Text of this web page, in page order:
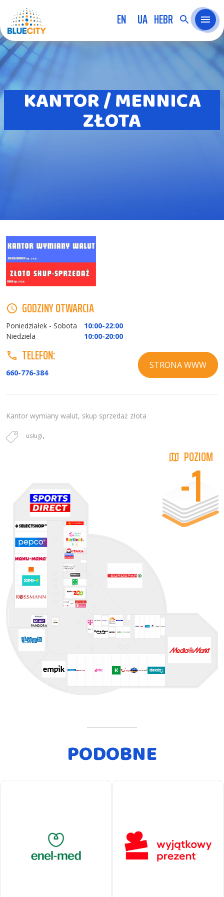
EN UA HEBR
KANTOR / MENNICA
ZŁOTA
GODZINY OTWARCIA
Poniedziałek - Sobota
10:00-22:00
Niedziela
10:00-20:00
TELEFON:
660-776-384
STRONA WWW
Kantor wymiany walut, skup sprzedaż złota
usługi,
POZIOM
-1
PODOBNE